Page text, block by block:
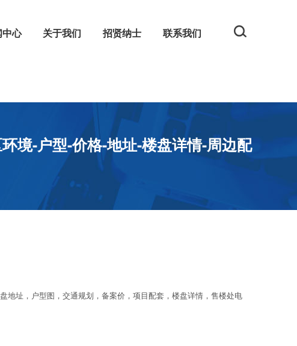
心
官网
关于我们 招贤纳士 联系我们
境-户型-价格-地址-楼盘详情-周边配
址，户型图，交通规划，备案价，项目配套，楼盘详情，售楼处电